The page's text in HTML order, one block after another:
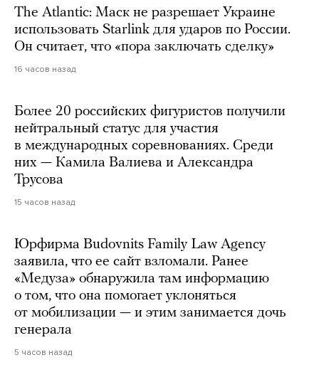
The Atlantic: Маск не разрешает Украине
использовать Starlink для ударов по России.
Он считает, что «пора заключать сделку»
16 часов назад
Более 20 российских фигуристов получили
нейтральный статус для участия
в международных соревнованиях. Среди
них — Камила Валиева и Александра
Трусова
15 часов назад
Юрфирма Budovnits Family Law Agency
заявила, что ее сайт взломали. Ранее
«Медуза» обнаружила там информацию
о том, что она помогает уклоняться
от мобилизации — и этим занимается дочь
генерала
5 часов назад